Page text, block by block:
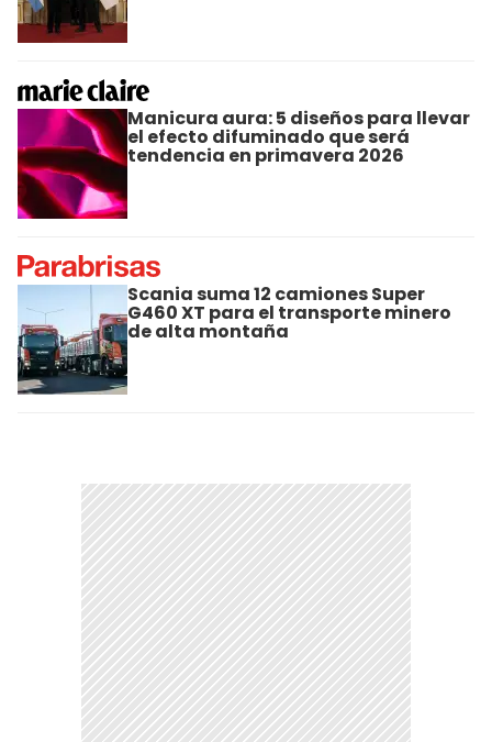
Manicura aura: 5 diseños para llevar
el efecto difuminado que será
tendencia en primavera 2026
Scania suma 12 camiones Super
G460 XT para el transporte minero
de alta montaña